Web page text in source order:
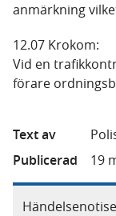
anmärkning
12.07 Krokom:
Vid en
förare
Text av
Publicerad
19